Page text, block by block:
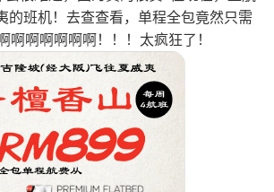
的班机！去查查看，单程全包竟然只需
啊啊啊啊啊啊！！！太疯狂了！